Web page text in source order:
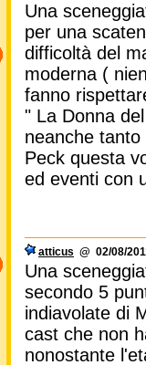
Una
per una
difficoltà del
moderna (
fanno
" La Donna
neanche
Peck questa
ed eventi con
atticus @ 02/08/
Una
secondo 5
indiavolate di
cast che non
nonostante